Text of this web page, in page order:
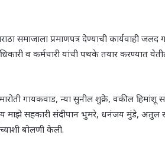
समाजाला प्रमाणपत्र देण्याची कार्यवाही जलद
व कर्मचारी यांची पथके तयार करण्यात
गायकवाड, न्या सुनील शुक्रे, वकील
माझे सहकारी संदीपान भुमरे, धनंजय मुंडे,
बोलणी केली.